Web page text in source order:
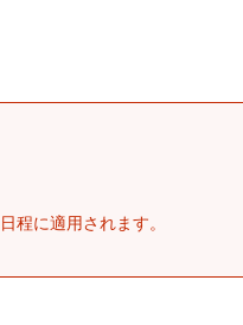
程に適用されます。